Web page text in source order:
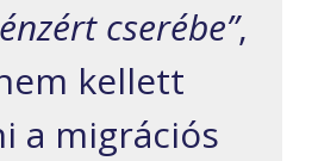
cserébe”,
kellett
a migrációs